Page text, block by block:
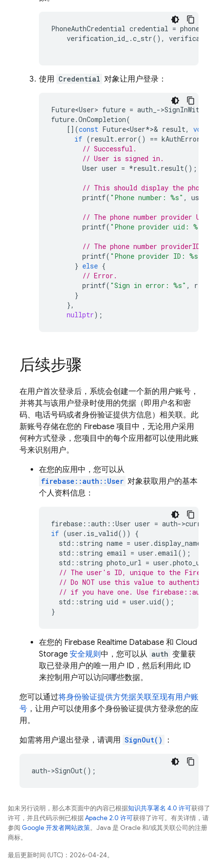
PhoneAuthCredential credential =
verification_id_
.c_str(),
使用 Credential 对象让用户登录：
Future<User> future = auth_ ->
future.OnCompletion(
[](const Future<User*>& result, void
if (result. error() == kAuthErrorNone
// Successful.
// User is signed in.
User user = *result. result();
// This should display the phone
printf( "Phone number: %s" , user
// The phone number provider UID
printf( "Phone provider uid: %s"
// The phone number providerID is
printf( "Phone provider ID: %s"
} else {
// Error.
printf( "Sign in error: %s" , result
}
},
nullptr);
后续步骤
在用户首次登录后，系统会创建一个新的用户账号，
并将其与该用户登录时使用的凭据（即用户名和密
码、电话号码或者身份验证提供方信息）相关联。此
新账号存储在您的 Firebase 项目中，无论用户采用
何种方式登录，您项目中的每个应用都可以使用此账
号来识别用户。
在您的应用中，您可以从
firebase::auth::User 对象获取用户的基本
个人资料信息：
firebase ::auth ::User user = auth->
if (user . is_valid())
{
std :: string name = user .display_name
std :: string email = user . email();
std :: string photo_url = user .photo_url
// The user's ID, unique to the
// Do NOT use this value to
// if you have one. Use
std :: string uid = user .uid();
}
在您的 Firebase Realtime Database 和 Cloud
Storage 安全规则中，您可以从 auth 变量获
取已登录用户的唯一用户 ID，然后利用此 ID
来控制用户可以访问哪些数据。
您可以通过将身份验证提供方凭据关联至现有用户账
号 ，让用户可以使用多个身份验证提供方登录您的应
用。
如需将用户退出登录，请调用 SignOut() ：
auth->SignOut();
如未另行说明，那么本页面中的内容已根据知识共享署名 4.0 许可获得了
许可，并且代码示例已根据Apache 2.0 许可获得了许可。有关详情，请
参阅 Google 开发者网站政策。Java 是 Oracle 和/或其关联公司的注册
商标。
最后更新时间 (UTC)：2026-04-24。